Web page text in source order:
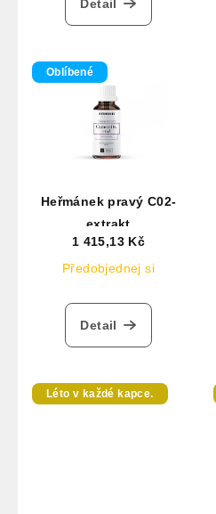
Detail
Oblíbené
Heřmánek pravý C02-
extrakt
1 415,13 Kč
Předobjednej si
Detail
Léto v každé kapce.